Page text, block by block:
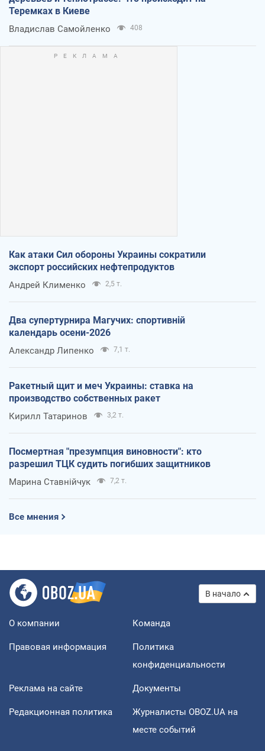
Теремках в Киеве
Владислав Самойленко 408
Как атаки Сил обороны Украины сократили
экспорт российских нефтепродуктов
Андрей Клименко 2,5 т.
Два супертурнира Магучих: спортивній
календарь осени-2026
Александр Липенко 7,1 т.
Ракетный щит и меч Украины: ставка на
производство собственных ракет
Кирилл Татаринов 3,2 т.
Посмертная "презумпция виновности": кто
разрешил ТЦК судить погибших защитников
Марина Ставнійчук 7,2 т.
Все мнения
В начало
О компании Команда
Правовая информация
Политика
конфиденциальности
Реклама на сайте Документы
Редакционная политика
Журналисты OBOZ.UA на
месте событий